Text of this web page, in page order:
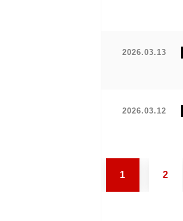
2026.03.13
2026.03.12
1 2